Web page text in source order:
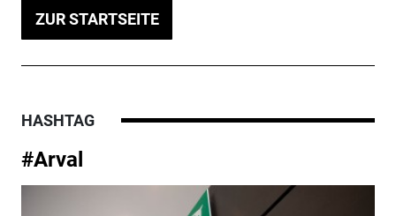
ZUR STARTSEITE
HASHTAG
#Arval